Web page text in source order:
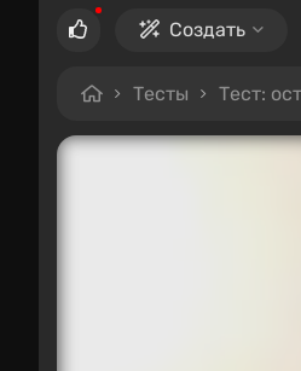
Создать
Тесты Тест: